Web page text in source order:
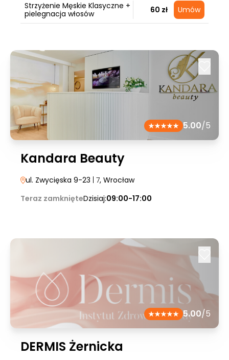
Strzyżenie Męskie Klasyczne +
pielegnacja włosów
60 zł Umów
5.00/5
Kandara Beauty
ul. Zwycięska 9-23 | 7, Wrocław
Teraz zamknięteDzisiaj:09:00-17:00
5.00/5
DERMIS Żernicka